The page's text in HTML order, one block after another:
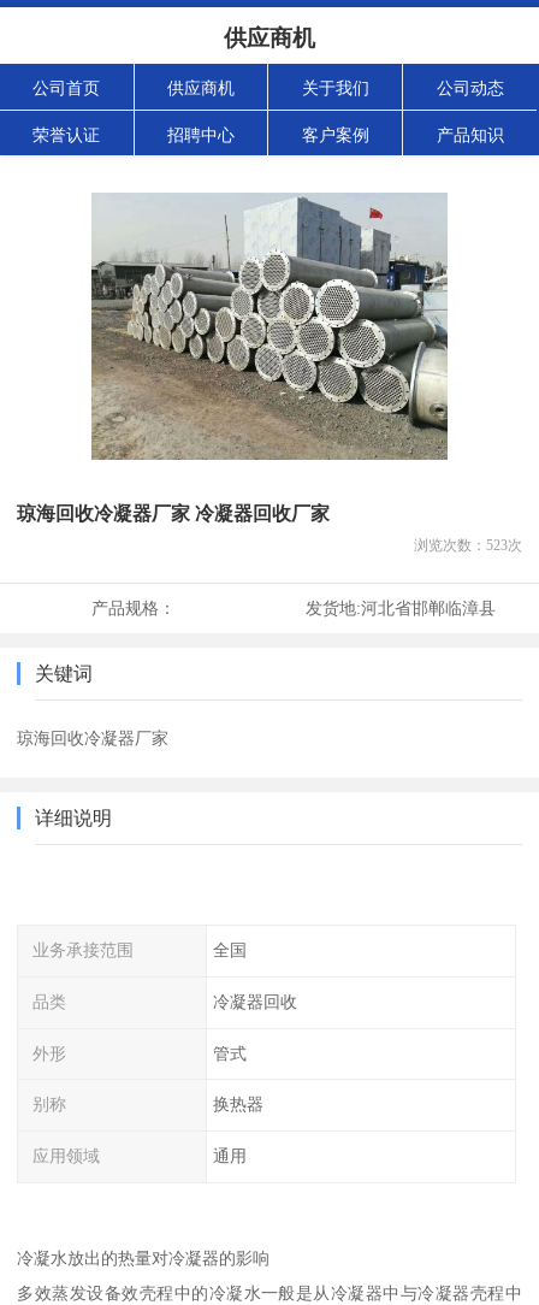
供应商机
公司首页 供应商机 关于我们 公司动态
荣誉认证 招聘中心 客户案例 产品知识
琼海回收冷凝器厂家 冷凝器回收厂家
浏览次数： 523次
产品规格： 发货地:河北省邯郸临漳县
关键词
琼海回收冷凝器厂家
详细说明
业务承接范围 全国
品类 冷凝器回收
外形 管式
别称 换热器
应用领域 通用
冷凝水放出的热量对冷凝器的影响
多效蒸发设备效壳程中的冷凝水一般是从冷凝器中与冷凝器壳程中